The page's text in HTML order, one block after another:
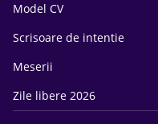
Model CV
Scrisoare de intentie
Meserii
Zile libere 2026